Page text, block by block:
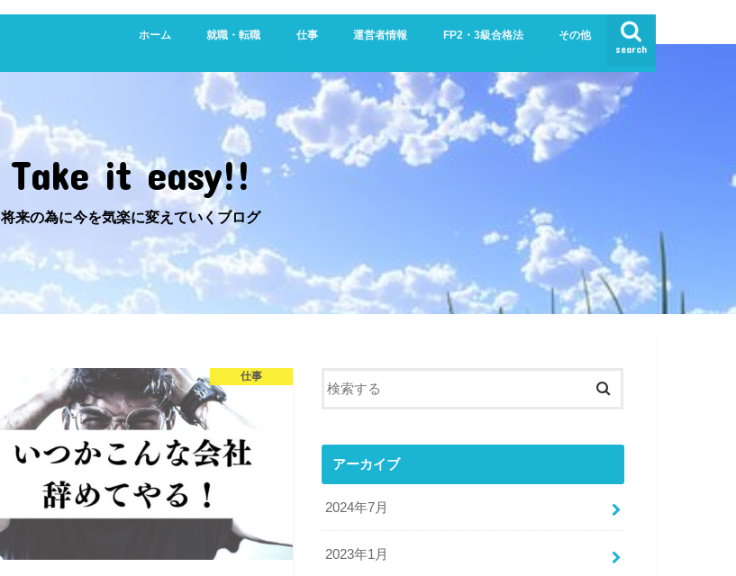
search
ホーム 就職・転職
新卒・就活生向け
20代向け転職サービス
仕事
営業
不動産業界
運営者情報 FP2・3級合格法 その他
生活
お問い合わせ
プライバシーポリシー・免責事項
サイトマップ
Take it easy!!
将来の為に今を気楽に変えていくブログ
仕事
アーカイブ
2024年7月
2023年1月